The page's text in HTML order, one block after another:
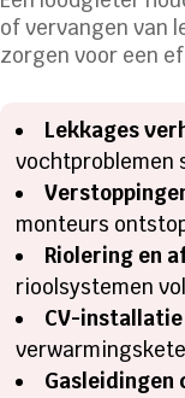
of vervangen van
zorgen voor een
Lekkages
vochtproblemen
monteurs
Riolering en
rioolsystemen
CV-